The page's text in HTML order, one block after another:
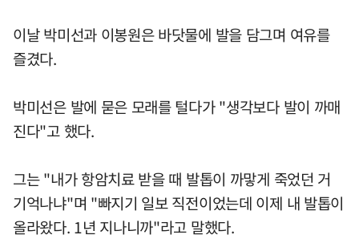
이날 박미선과 이봉원은 바닷물에 발을 담그며 여유를
즐겼다.
박미선은 발에 묻은 모래를 털다가 "생각보다 발이 까매
진다"고 했다.
그는 "내가 항암치료 받을 때 발톱이 까맣게 죽었던 거
기억나냐"며 "빠지기 일보 직전이었는데 이제 내 발톱이
올라왔다. 1년 지나니까"라고 말했다.